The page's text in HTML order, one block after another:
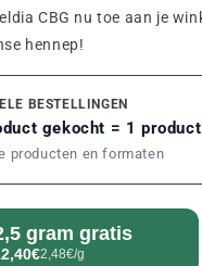
CBG nu toe aan je
hennep!
BESTELLINGEN
gekocht = 1 product
producten en formaten
gram gratis
2,48€/g